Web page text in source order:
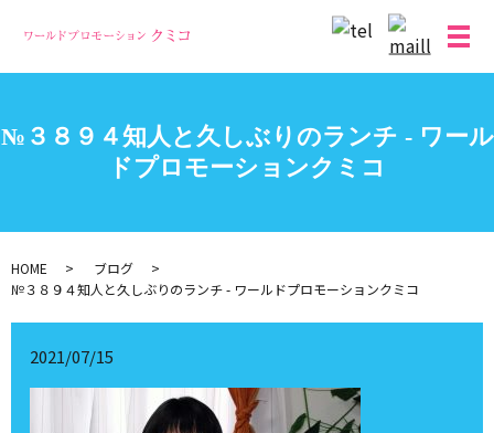
メ
№３８９４知人と久しぶりのランチ - ワール
ドプロモーションクミコ
HOME
ブログ
№３８９４知人と久しぶりのランチ - ワールドプロモーションクミコ
2021/07/15